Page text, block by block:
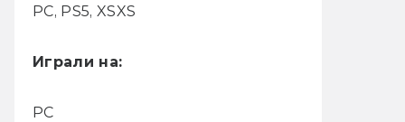
PC, PS5, XSXS
Играли на:
PC